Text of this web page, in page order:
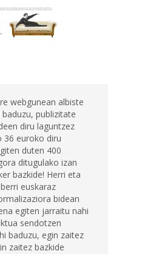
webgunean albiste
publizitate
diru laguntzez
36 euroko diru
duten 400
ditugulako izan
bazkide! Herri eta
euskaraz
bidean
egiten jarraitu nahi
sendotzen
baduzu, egin zaitez
zaitez bazkide